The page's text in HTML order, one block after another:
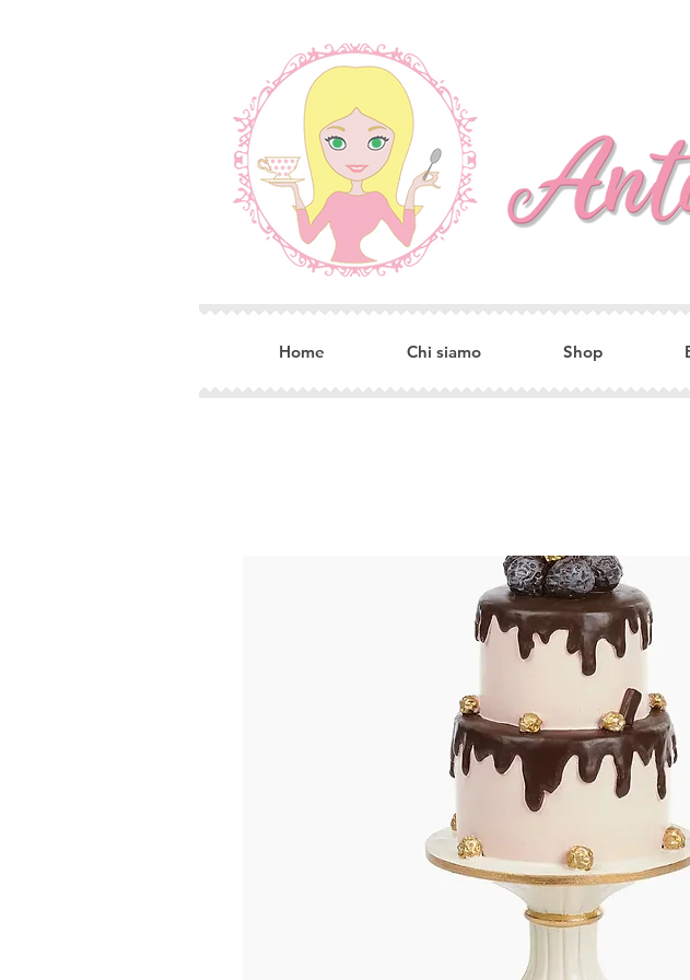
Home Chi siamo Shop